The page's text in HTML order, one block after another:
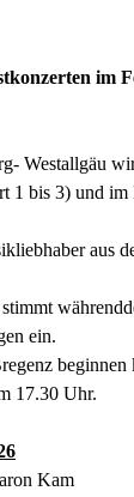
im
Westallgäu
1 bis 3) und
aus
ein.
beginnen
17.30 Uhr.
Kam